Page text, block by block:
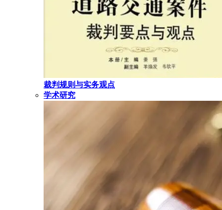
裁判规则与实务观点
学术研究